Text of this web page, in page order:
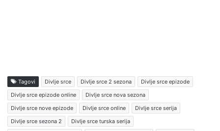
Tagovi Divlje srce Divlje srce 2 sezona
Divlje srce epizode
Divlje srce epizode online
Divlje srce nova sezona
Divlje srce nove epizode
Divlje srce online
Divlje srce serija
Divlje srce sezona 2
Divlje srce turska serija